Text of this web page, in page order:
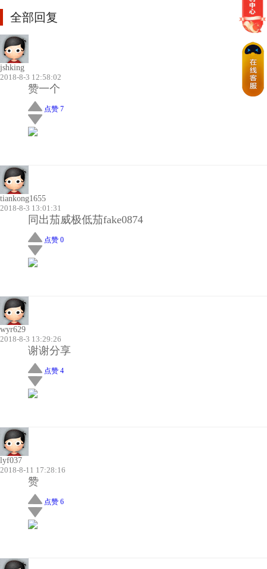
全部回复
jshking
2018-8-3 12:58:02
赞一个
点赞 7
tiankong1655
2018-8-3 13:01:31
同出茄威极低茄fake0874
点赞 0
wyr629
2018-8-3 13:29:26
谢谢分享
点赞 4
lyf037
2018-8-11 17:28:16
赞
点赞 6